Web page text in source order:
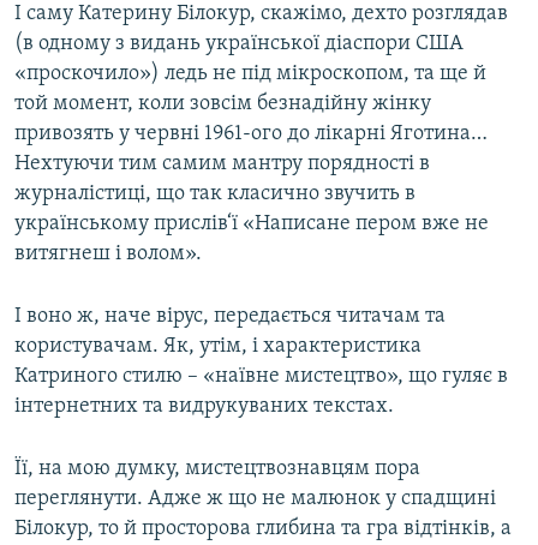
І саму Катерину Білокур, скажімо, дехто розглядав
(в одному з видань української діаспори США
«проскочило») ледь не під мікроскопом, та ще й
той момент, коли зовсім безнадійну жінку
привозять у червні 1961-ого до лікарні Яготина…
Нехтуючи тим самим мантру порядності в
журналістиці, що так класично звучить в
українському прислів‘ї «Написане пером вже не
витягнеш і волом».
І воно ж, наче вірус, передається читачам та
користувачам. Як, утім, і характеристика
Катриного стилю – «наївне мистецтво», що гуляє в
інтернетних та видрукуваних текстах.
Її, на мою думку, мистецтвознавцям пора
переглянути. Адже ж що не малюнок у спадщині
Білокур, то й просторова глибина та гра відтінків, а